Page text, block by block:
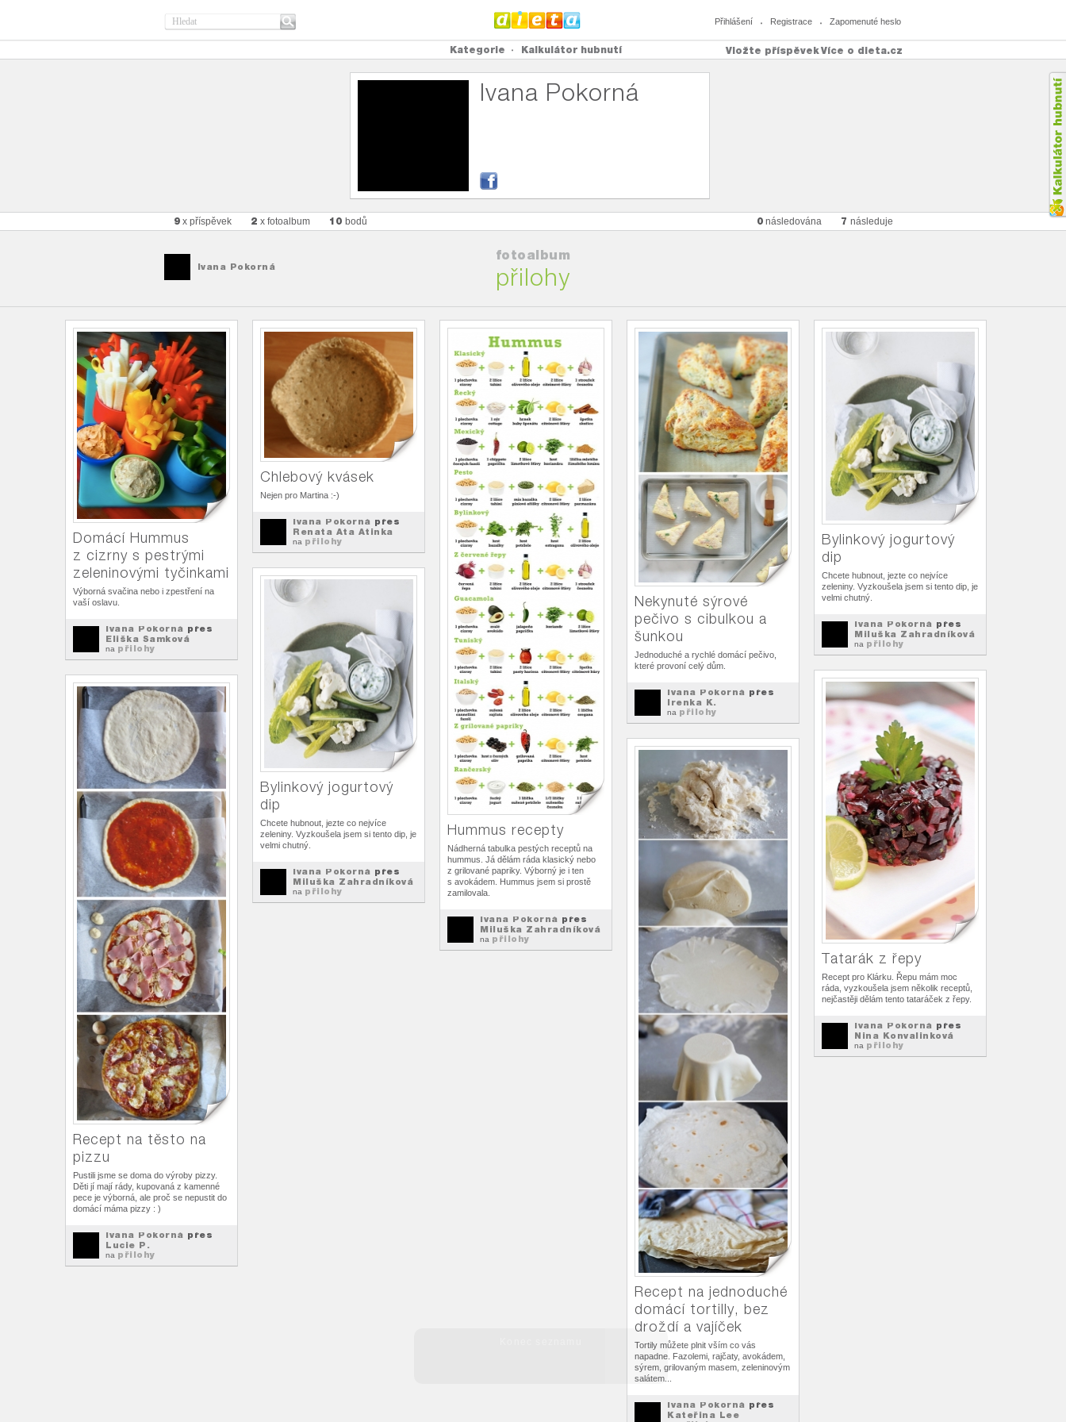
Přihlášení Registrace Zapomenuté heslo
Kategorie Kalkulátor hubnutí Více o dieta.cz
Vložte příspěvek
Ivana Pokorná
9 x příspěvek 2 x fotoalbum 10 bodů 0 následována 7 následuje
Ivana Pokorná
fotoalbum
přilohy
Domácí Hummus
z cizrny s pestrými
zeleninovými tyčinkami
Výborná svačina nebo i zpestření na
vaší oslavu.
Ivana Pokorná přes
Eliška Samková
na přilohy
Chlebový kvásek
Nejen pro Martina :-)
Ivana Pokorná přes
Renata Ata Atinka
na přilohy
Hummus recepty
Nádherná tabulka pestých receptů na
hummus. Já dělám ráda klasický nebo
z grilované papriky. Výborný je i ten
s avokádem. Hummus jsem si prostě
zamilovala.
Ivana Pokorná přes
Miluška Zahradníková
na přilohy
Nekynuté sýrové
pečivo s cibulkou a
šunkou
Jednoduché a rychlé domácí pečivo,
které provoní celý dům.
Ivana Pokorná přes
Irenka K.
na přilohy
Bylinkový jogurtový
dip
Chcete hubnout, jezte co nejvíce
zeleniny. Vyzkoušela jsem si tento dip, je
velmi chutný.
Ivana Pokorná přes
Miluška Zahradníková
na přilohy
Bylinkový jogurtový
dip
Chcete hubnout, jezte co nejvíce
zeleniny. Vyzkoušela jsem si tento dip, je
velmi chutný.
Ivana Pokorná přes
Miluška Zahradníková
na přilohy
Tatarák z řepy
Recept pro Klárku. Řepu mám moc
ráda, vyzkoušela jsem několik receptů,
nejčastěji dělám tento tataráček z řepy.
Ivana Pokorná přes
Nina Konvalinková
na přilohy
Recept na těsto na
pizzu
Pustili jsme se doma do výroby pizzy.
Děti jí mají rády, kupovaná z kamenné
pece je výborná, ale proč se nepustit do
domácí máma pizzy : )
Ivana Pokorná přes
Lucie P.
na přilohy
Recept na jednoduché
domácí tortilly, bez
droždí a vajíček
Tortily můžete plnit vším co vás
napadne. Fazolemi, rajčaty, avokádem,
sýrem, grilovaným masem, zeleninovým
salátem...
Ivana Pokorná přes
Kateřina Lee